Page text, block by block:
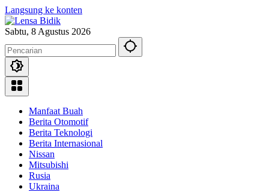
Langsung ke konten
Sabtu, 8 Agustus 2026
Manfaat Buah
Berita Otomotif
Berita Teknologi
Berita Internasional
Nissan
Mitsubishi
Rusia
Ukraina